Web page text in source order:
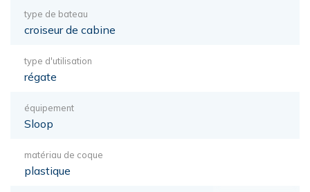
type de bateau
croiseur de cabine
type d'utilisation
régate
équipement
Sloop
matériau de coque
plastique